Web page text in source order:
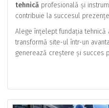
tehnică profesională și
contribuie la succesul
Alege înțelept fundația
transformă site-ul într-un
generează creștere și succes